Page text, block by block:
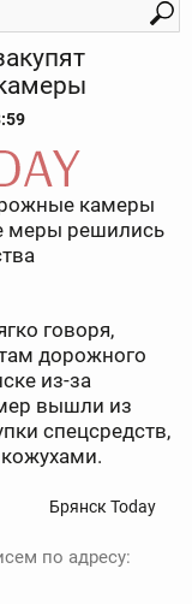
камеры
меры решились
говоря,
дорожного
из-за
вышли из
спецсредств,
Брянск Today
по адресу: